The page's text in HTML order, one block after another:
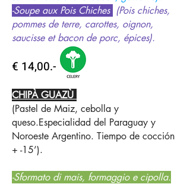
-Soupe aux Pois Chiches (Pois chiches,
pommes de terre, carottes, oignon,
saucisse et bacon de porc, épices).
€ 14,00.-
CHIPÀ GUAZÙ
(Pastel de Maiz, cebolla y
queso.Especialidad del Paraguay y
Noroeste Argentino. Tiempo de cocción
+ -15’).
-Sformato di mais, formaggio e cipolla.